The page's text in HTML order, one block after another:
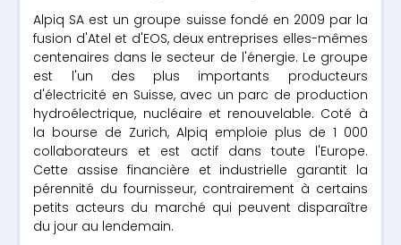
Alpiq SA est un groupe suisse fondé en 2009 par la
fusion d'Atel et d'EOS, deux entreprises elles-mêmes
centenaires dans le secteur de l'énergie. Le groupe
est l'un des plus importants producteurs
d'électricité en Suisse, avec un parc de production
hydroélectrique, nucléaire et renouvelable. Coté à
la bourse de Zurich, Alpiq emploie plus de 1 000
collaborateurs et est actif dans toute l'Europe.
Cette assise financière et industrielle garantit la
pérennité du fournisseur, contrairement à certains
petits acteurs du marché qui peuvent disparaître
du jour au lendemain.